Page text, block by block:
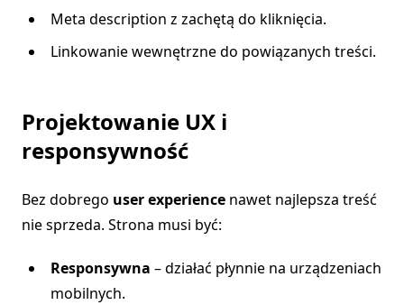
Meta description z zachętą do kliknięcia.
Linkowanie wewnętrzne do powiązanych treści.
Projektowanie UX i
responsywność
Bez dobrego user experience nawet najlepsza treść
nie sprzeda. Strona musi być:
Responsywna – działać płynnie na urządzeniach
mobilnych.